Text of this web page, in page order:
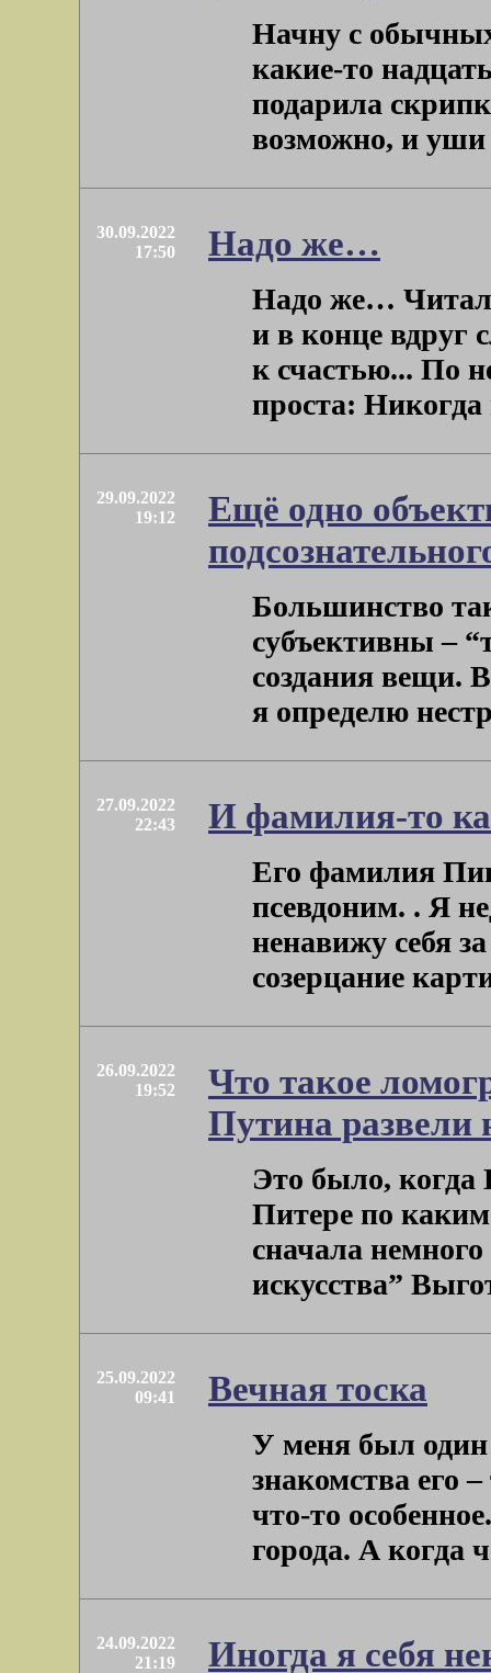
Начну с
какие-то
подарила
возможно, и уши
30.09.2022
17:50
Надо же…
Надо же…
и в конце вдруг
к счастью... По
проста: Никогда
29.09.2022
19:12
Ещё одно
Большинство
субъективны –
создания вещи.
я определю
27.09.2022
22:43
И фамилия-то
Его фамилия
псевдоним. . Я
ненавижу себя
созерцание
26.09.2022
19:52
Что такое
Путина развели
Это было, когда
Питере по
сначала
искусства”
25.09.2022
09:41
Вечная тоска
У меня был один
знакомства его
что-то
города. А когда
24.09.2022
21:19
Иногда я себя